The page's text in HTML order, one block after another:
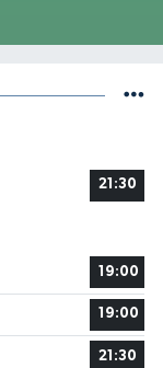
21:30
19:00
19:00
21:30